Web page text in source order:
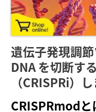
遺伝子発現調
DNA を切断す
（CRISPRi）し
CRISPRmodと